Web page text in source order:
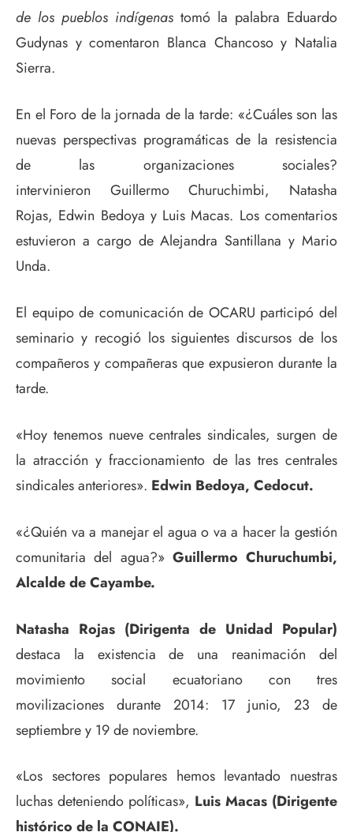
de los pueblos indígenas tomó la palabra Eduardo
Gudynas y comentaron Blanca Chancoso y Natalia
Sierra.
En el Foro de la jornada de la tarde: «¿Cuáles son las
nuevas perspectivas programáticas de la resistencia
de las organizaciones sociales?
intervinieron Guillermo Churuchimbi, Natasha
Rojas, Edwin Bedoya y Luis Macas. Los comentarios
estuvieron a cargo de Alejandra Santillana y Mario
Unda.
El equipo de comunicación de OCARU participó del
seminario y recogió los siguientes discursos de los
compañeros y compañeras que expusieron durante la
tarde.
«Hoy tenemos nueve centrales sindicales, surgen de
la atracción y fraccionamiento de las tres centrales
sindicales anteriores». Edwin Bedoya, Cedocut.
«¿Quién va a manejar el agua o va a hacer la gestión
comunitaria del agua?» Guillermo Churuchumbi,
Alcalde de Cayambe.
Natasha Rojas (Dirigenta de Unidad Popular)
destaca la existencia de una reanimación del
movimiento social ecuatoriano con tres
movilizaciones durante 2014: 17 junio, 23 de
septiembre y 19 de noviembre.
«Los sectores populares hemos levantado nuestras
luchas deteniendo políticas», Luis Macas (Dirigente
histórico de la CONAIE).